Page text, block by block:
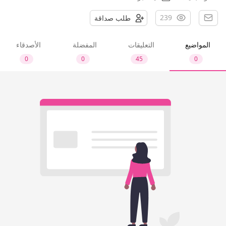
239 طلب صداقة
المواضيع
0
التعليقات
45
المفضلة
0
الأصدقاء
0